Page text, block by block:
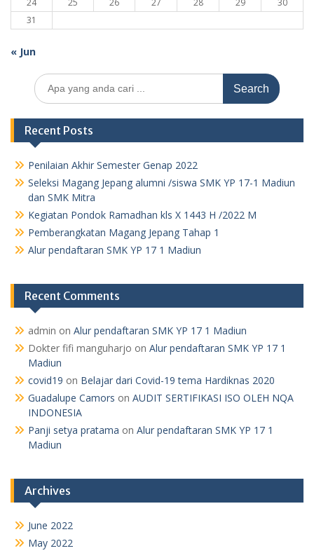
31
« Jun
Search
for:
Recent Posts
Penilaian Akhir Semester Genap 2022
Seleksi Magang Jepang alumni /siswa SMK YP 17-1 Madiun
dan SMK Mitra
Kegiatan Pondok Ramadhan kls X 1443 H /2022 M
Pemberangkatan Magang Jepang Tahap 1
Alur pendaftaran SMK YP 17 1 Madiun
Recent Comments
admin on Alur pendaftaran SMK YP 17 1 Madiun
Dokter fifi manguharjo on Alur pendaftaran SMK YP 17 1
Madiun
covid19 on Belajar dari Covid-19 tema Hardiknas 2020
Guadalupe Camors on AUDIT SERTIFIKASI ISO OLEH NQA
INDONESIA
Panji setya pratama on Alur pendaftaran SMK YP 17 1
Madiun
Archives
June 2022
May 2022